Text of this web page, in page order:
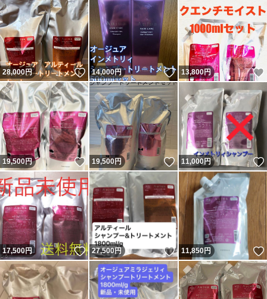
28,000円 いいね！
14,000円 いいね！
13,800円
19,500円 いいね！
19,500円 いいね！
11,000円
17,500円 いいね！
27,500円 いいね！
11,850円